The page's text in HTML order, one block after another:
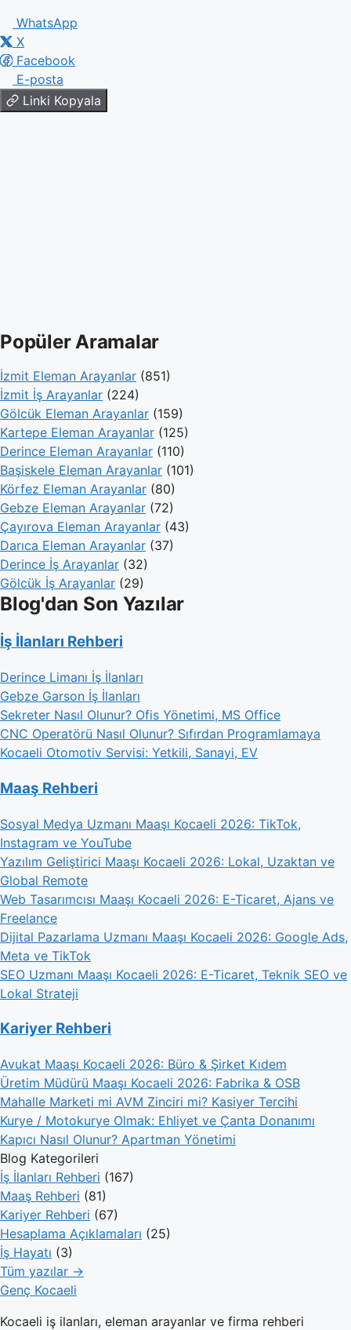
WhatsApp
X
Facebook
E-posta
Linki Kopyala
Popüler Aramalar
İzmit Eleman Arayanlar (851)
İzmit İş Arayanlar (224)
Gölcük Eleman Arayanlar (159)
Kartepe Eleman Arayanlar (125)
Derince Eleman Arayanlar (110)
Başiskele Eleman Arayanlar (101)
Körfez Eleman Arayanlar (80)
Gebze Eleman Arayanlar (72)
Çayırova Eleman Arayanlar (43)
Darıca Eleman Arayanlar (37)
Derince İş Arayanlar (32)
Gölcük İş Arayanlar (29)
Blog'dan Son Yazılar
İş İlanları Rehberi
Derince Limanı İş İlanları
Gebze Garson İş İlanları
Sekreter Nasıl Olunur? Ofis Yönetimi, MS Office
CNC Operatörü Nasıl Olunur? Sıfırdan Programlamaya
Kocaeli Otomotiv Servisi: Yetkili, Sanayi, EV
Maaş Rehberi
Sosyal Medya Uzmanı Maaşı Kocaeli 2026: TikTok,
Instagram ve YouTube
Yazılım Geliştirici Maaşı Kocaeli 2026: Lokal, Uzaktan ve
Global Remote
Web Tasarımcısı Maaşı Kocaeli 2026: E-Ticaret, Ajans ve
Freelance
Dijital Pazarlama Uzmanı Maaşı Kocaeli 2026: Google Ads,
Meta ve TikTok
SEO Uzmanı Maaşı Kocaeli 2026: E-Ticaret, Teknik SEO ve
Lokal Strateji
Kariyer Rehberi
Avukat Maaşı Kocaeli 2026: Büro & Şirket Kıdem
Üretim Müdürü Maaşı Kocaeli 2026: Fabrika & OSB
Mahalle Marketi mi AVM Zinciri mi? Kasiyer Tercihi
Kurye / Motokurye Olmak: Ehliyet ve Çanta Donanımı
Kapıcı Nasıl Olunur? Apartman Yönetimi
Blog Kategorileri
İş İlanları Rehberi (167)
Maaş Rehberi (81)
Kariyer Rehberi (67)
Hesaplama Açıklamaları (25)
İş Hayatı (3)
Tüm yazılar →
Genç Kocaeli
Kocaeli iş ilanları, eleman arayanlar ve firma rehberi